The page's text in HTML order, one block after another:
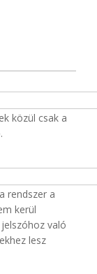
közül csak a
rendszer a
kerül
való
lesz